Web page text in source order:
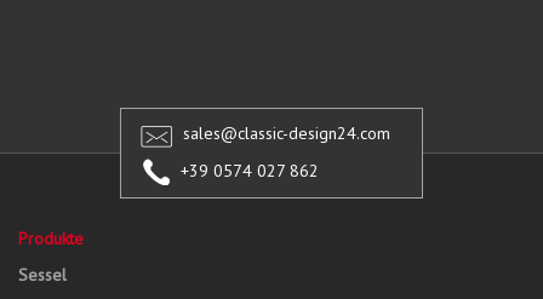
sales@classic-design24.com
+39 0574 027 862
Produkte
Sessel